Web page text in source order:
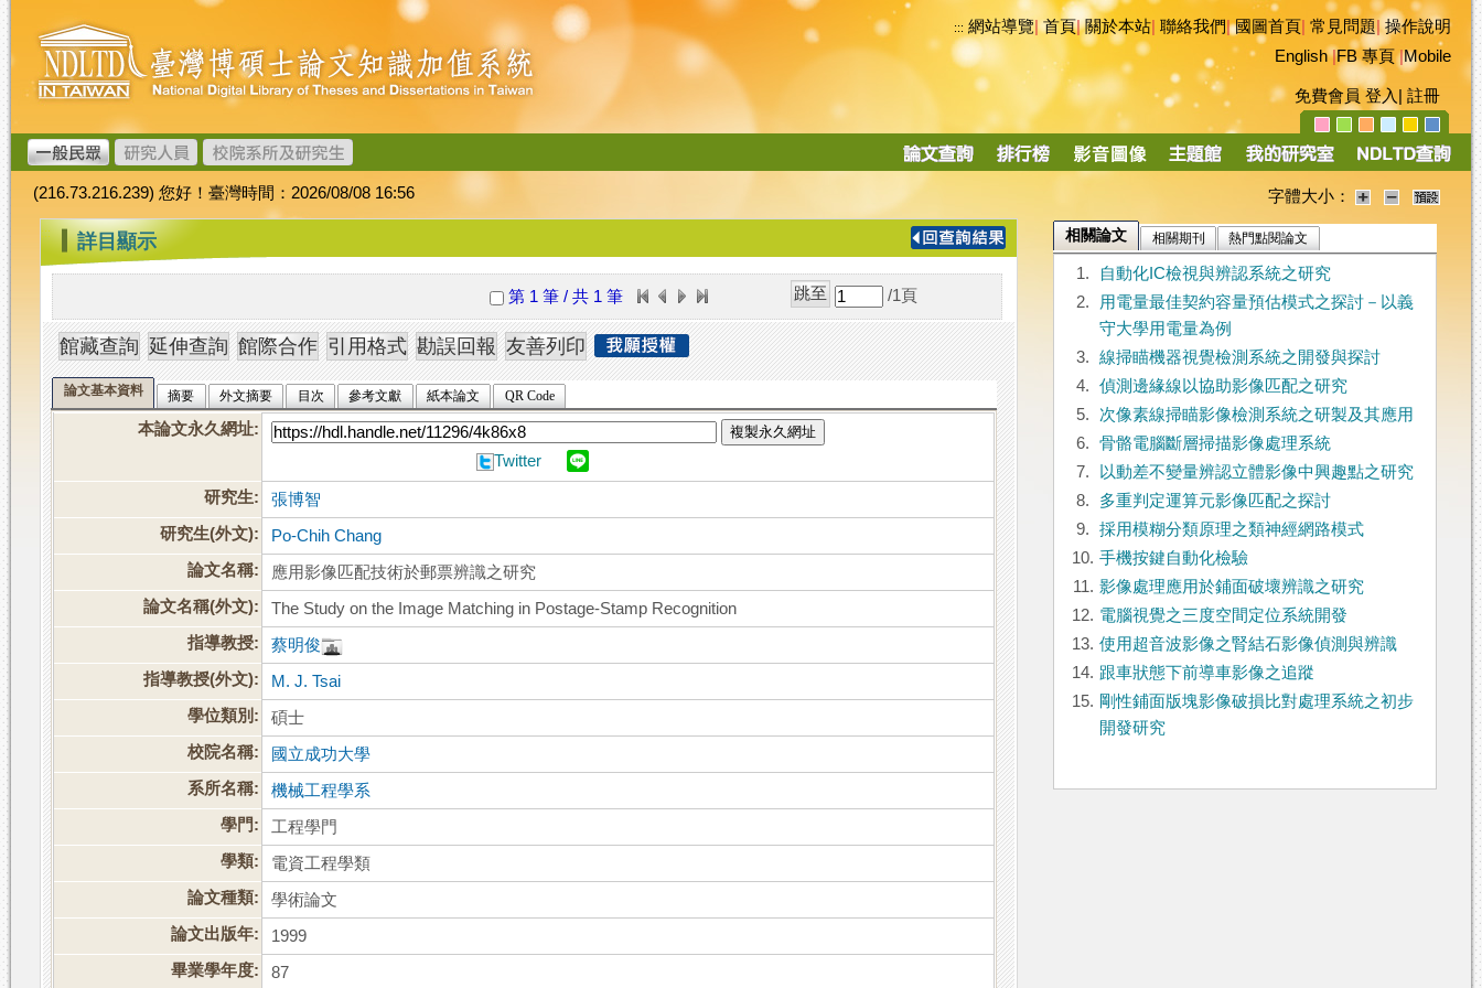
跳
到
主
要
內
容
臺
灣
博
碩
士
論
文
加
值
系
統
::: 網站導覽|首頁|關於本站 聯絡我們|國圖首頁 常見問題|操作說明
English|FB 專頁|Mobile
免費會員 登入 註冊
導
(216.73.216.239) 您好！臺灣時間：2026/08/08 16:56 字體大小：
::: 詳目顯示
第 1 筆 / 共 1 筆 /1 頁
論文基本資料 摘要 外文摘要 目次 參考文獻 紙本論文 QR Code
本論文永久網址: 複製永久網址
Twitter
研究生:
張博智
研究生(外文):
Po-Chih Chang
論文名稱:
應用影像匹配技術於郵票辨識之研究
論文名稱(外文):
The Study on the Image Matching in Postage-Stamp Recognition
指導教授:
蔡明俊
指導教授(外文):
M. J. Tsai
學位類別:
碩士
校院名稱:
國立成功大學
系所名稱:
機械工程學系
學門:
工程學門
學類:
電資工程學類
論文種類:
學術論文
論文出版年:
1999
畢業學年度:
87
相關論文 相關期刊 熱門點閱論文
1.
自動化IC檢視與辨認系統之研究
2.
用電量最佳契約容量預估模式之探討－以義
守大學用電量為例
3.
線掃瞄機器視覺檢測系統之開發與探討
4.
偵測邊緣線以協助影像匹配之研究
5.
次像素線掃瞄影像檢測系統之研製及其應用
6.
骨骼電腦斷層掃描影像處理系統
7.
以動差不變量辨認立體影像中興趣點之研究
8.
多重判定運算元影像匹配之探討
9.
採用模糊分類原理之類神經網路模式
10. 手機按鍵自動化檢驗
11. 影像處理應用於鋪面破壞辨識之研究
12. 電腦視覺之三度空間定位系統開發
13. 使用超音波影像之腎結石影像偵測與辨識
14. 跟車狀態下前導車影像之追蹤
15. 剛性鋪面版塊影像破損比對處理系統之初步
開發研究